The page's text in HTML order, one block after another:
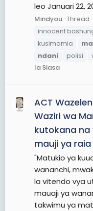
leo Januari 22,
Mindyou Thread
innocent
kusimamia
ndani
polisi
la Siasa
ACT
Waziri wa
kutokana na
mauji ya
"Matukio ya
wananchi,
la vitendo vya
mauaji ya
takwimu ya